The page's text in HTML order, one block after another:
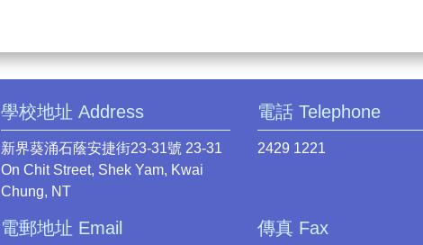
學校地址 Address
新界葵涌石蔭安捷街23-31號 23-31
On Chit Street, Shek Yam, Kwai
Chung, NT
電話 Telephone
2429 1221
電郵地址 Email 傳真 Fax